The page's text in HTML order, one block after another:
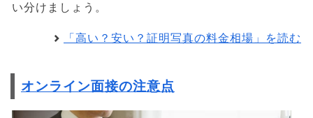
い分けましょう。
「高い？安い？証明写真の料金相場」を読む
オンライン面接の注意点